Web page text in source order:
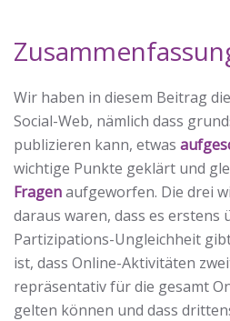
Wir haben in diesem Beitrag
Social-Web, nämlich dass
publizieren kann, etwas
wichtige Punkte geklärt und
Fragenaufgeworfen. Die drei
daraus waren, dass es erstens
Partizipations-Ungleichheit
ist, dass Online-Aktivitäten
repräsentativ für die gesamt
gelten können und dass